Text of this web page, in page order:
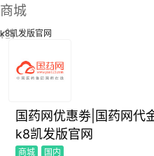
商城
k8凯发版官网
国药网优惠劵|国药网代
k8凯发版官网
商城 国内